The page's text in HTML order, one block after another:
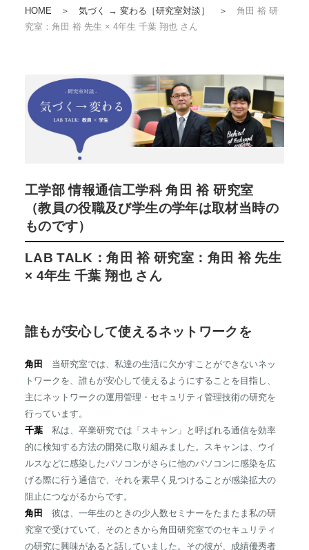
HOME ＞ 気づく → 変わる［研究室対談］ ＞ 角田 裕 研
究室：角田 裕 先生 × 4年生 千葉 翔也 さん
工学部 情報通信工学科 角田 裕 研究室
（教員の役職及び学生の学年は取材当時の
ものです）
LAB TALK：角田 裕 研究室：角田 裕 先生
× 4年生 千葉 翔也 さん
誰もが安心して使えるネットワークを
角田 当研究室では、私達の生活に欠かすことができないネッ
トワークを、誰もが安心して使えるようにすることを目指し、
主にネットワークの運用管理・セキュリティ管理技術の研究を
行っています。
千葉私は、卒業研究では「スキャン」と呼ばれる通信を効率
的に検知する方法の開発に取り組みました。スキャンは、ウイ
ルスなどに感染したパソコンがさらに他のパソコンに感染を広
げる際に行う通信で、それを素早く見つけることが感染拡大の
阻止につながるからです。
角田 彼は、一年生のときの少人数セミナーをたまたま私の研
究室で受けていて、そのときから角田研究室でのセキュリティ
の研究に興味があると話していました。その彼が、成績優秀者